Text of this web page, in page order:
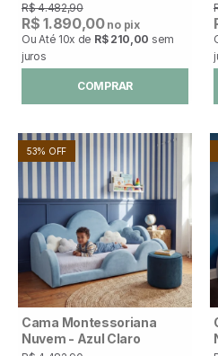
R$ 4.482,90
R$ 1.890,00no pix
Ou Até 10x de R$ 210,00 sem
juros
COMPRAR
53% OFF
Cama Montessoriana
Nuvem - Azul Claro